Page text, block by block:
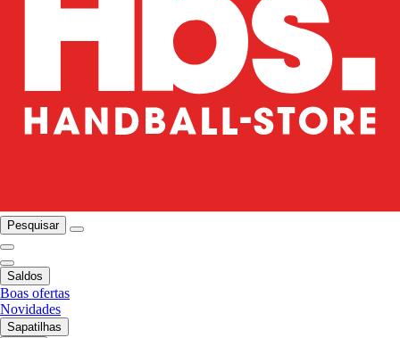
Pesquisar
Saldos
Boas ofertas
Novidades
Sapatilhas